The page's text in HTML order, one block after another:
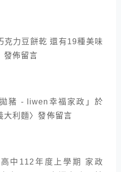
克力豆餅乾 還有19種美味
發佈留言
豬 - liwen幸福家政 」於
大利麵〉發佈留言
中112年度上學期 家政